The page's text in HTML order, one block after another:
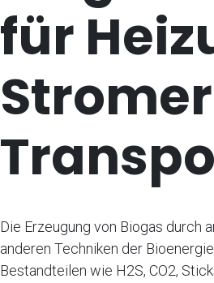
für
Die Erzeugung von Biogas durch
anderen Techniken der
Bestandteilen wie H2S, CO2,